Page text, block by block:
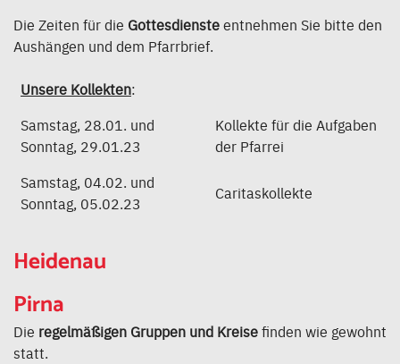
Die Zeiten für die Gottesdiensteentnehmen Sie bitte den
Aushängen und dem Pfarrbrief.
Unsere Kollekten:
Samstag, 28.01. und
Sonntag, 29.01.23
Kollekte für die Aufgaben
der Pfarrei
Samstag, 04.02. und
Sonntag, 05.02.23
Caritaskollekte
Heidenau
Pirna
Die regelmäßigen Gruppen und Kreisefinden wie gewohnt
statt.